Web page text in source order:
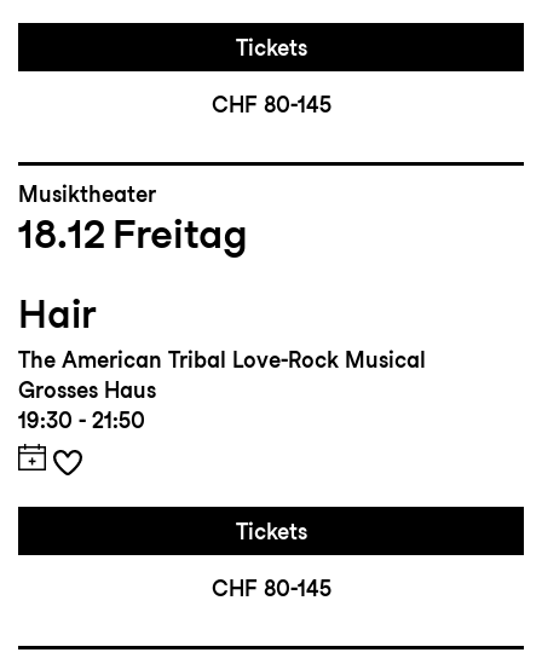
Tickets
CHF 80-145
Musiktheater
18.12 Freitag
Hair
The American Tribal Love-Rock Musical
Grosses Haus
19:30 - 21:50
Tickets
CHF 80-145